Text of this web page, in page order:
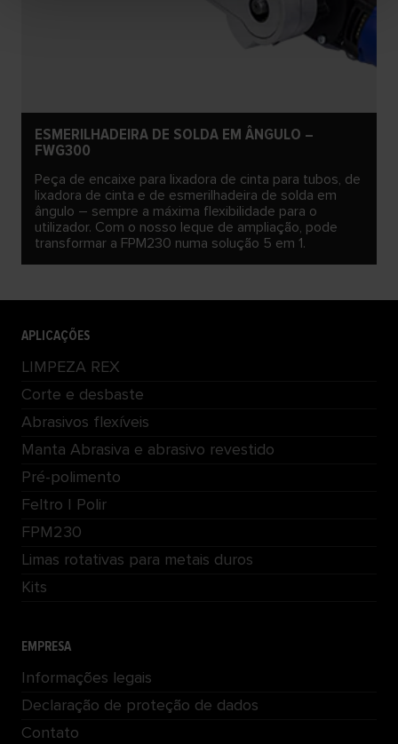
ESMERILHADEIRA DE SOLDA EM ÂNGULO –
FWG300
Peça de encaixe para lixadora de cinta para tubos, de
lixadora de cinta e de esmerilhadeira de solda em
ângulo – sempre a máxima flexibilidade para o
utilizador. Com o nosso leque de ampliação, pode
transformar a FPM230 numa solução 5 em 1.
APLICAÇÕES
LIMPEZA REX
Corte e desbaste
Abrasivos flexíveis
Manta Abrasiva e abrasivo revestido
Pré-polimento
Feltro | Polir
FPM230
Limas rotativas para metais duros
Kits
EMPRESA
Informações legais
Declaração de proteção de dados
Contato